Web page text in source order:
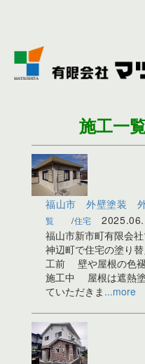
施工一
福山市 外壁塗装 外
覧
住宅
福山市新市町有限会
神辺町で住宅の塗り
工前 壁や屋根の色
施工中 屋根は遮熱
ていただきま ...more